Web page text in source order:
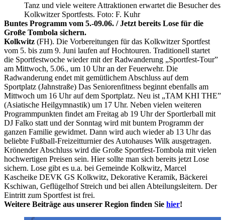
Tanz und viele weitere Attraktionen erwartet die Besucher des
Kolkwitzer Sportfests. Foto: F. Kuhr
Buntes Programm vom 5.-09.06. / Jetzt bereits Lose für die
Große Tombola sichern.
Kolkwitz (FH). Die Vorbereitungen für das Kolkwitzer Sportfest
vom 5. bis zum 9. Juni laufen auf Hochtouren. Traditionell startet
die Sportfestwoche wieder mit der Radwanderung „Sportfest-Tour”
am Mittwoch, 5.06., um 10 Uhr an der Feuerwehr. Die
Radwanderung endet mit gemütlichem Abschluss auf dem
Sportplatz (Jahnstraße) Das Seniorenfitness beginnt ebenfalls am
Mittwoch um 16 Uhr auf dem Sportplatz. Neu ist „TAM KHI THE”
(Asiatische Heilgymnastik) um 17 Uhr. Neben vielen weiteren
Programmpunkten findet am Freitag ab 19 Uhr der Sportlerball mit
DJ Falko statt und der Sonntag wird mit buntem Programm der
ganzen Familie gewidmet. Dann wird auch wieder ab 13 Uhr das
beliebte Fußball-Freizeitturnier des Autohauses Wilk ausgetragen.
Krönender Abschluss wird die Große Sportfest-Tombola mit vielen
hochwertigen Preisen sein. Hier sollte man sich bereits jetzt Lose
sichern. Lose gibt es u.a. bei Gemeinde Kolkwitz, Marcel
Kascheike DEVK GS Kolkwitz, Dekorative Keramik, Bäckerei
Kschiwan, Geflügelhof Streich und bei allen Abteilungsleitern. Der
Eintritt zum Sportfest ist frei.
Weitere Beiträge aus unserer Region finden Sie hier!